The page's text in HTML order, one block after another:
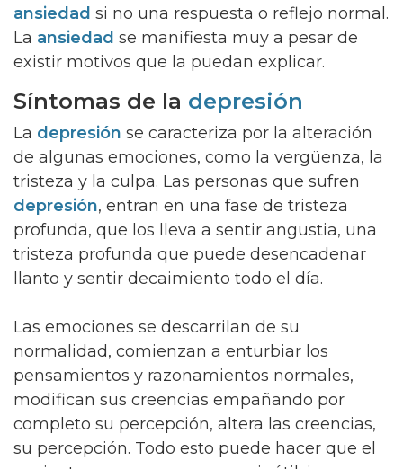
ansiedad si no una respuesta o reflejo normal.
La ansiedad se manifiesta muy a pesar de
existir motivos que la puedan explicar.
Síntomas de la depresión
La depresión se caracteriza por la alteración
de algunas emociones, como la vergüenza, la
tristeza y la culpa. Las personas que sufren
depresión, entran en una fase de tristeza
profunda, que los lleva a sentir angustia, una
tristeza profunda que puede desencadenar
llanto y sentir decaimiento todo el día.
Las emociones se descarrilan de su
normalidad, comienzan a enturbiar los
pensamientos y razonamientos normales,
modifican sus creencias empañando por
completo su percepción, altera las creencias,
su percepción. Todo esto puede hacer que el